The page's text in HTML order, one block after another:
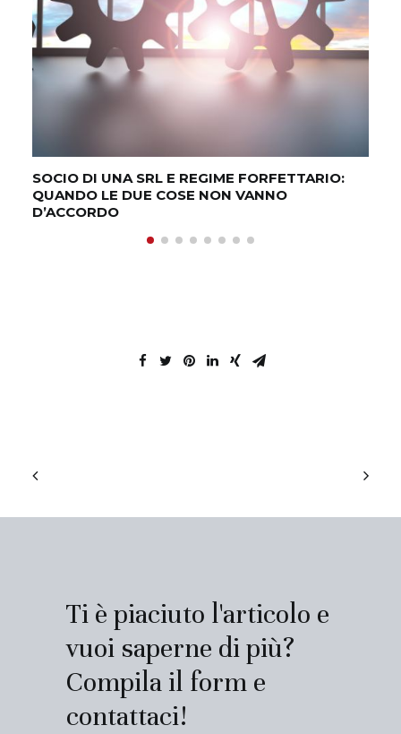
SOCIO DI UNA SRL E REGIME FORFETTARIO:
QUANDO LE DUE COSE NON VANNO
D’ACCORDO
Ti è piaciuto l'articolo e
vuoi saperne di più?
Compila il form e
contattaci!